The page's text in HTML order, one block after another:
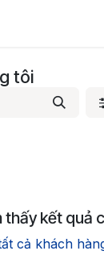
tôi
thấy kết quả
cả khách